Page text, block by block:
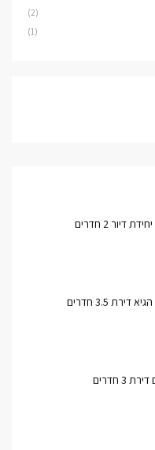
(2)
(1)
2 חדרים
3.5 חדרים
חדרים